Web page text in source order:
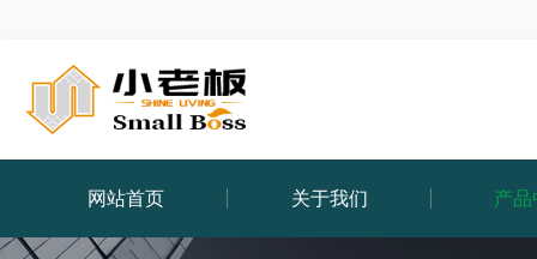
网站首页 关于我们 产品